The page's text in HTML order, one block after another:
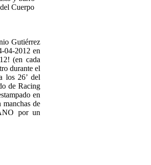
Gutiérrez
04-2012 en
(en cada
durante el
los 26’ del
de Racing
en
manchas de
por un